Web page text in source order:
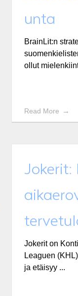
unta
BrainLit:n
ollut
Read More
Jokerit:
Jokerit on
Leaguen
ja etäisyy ...